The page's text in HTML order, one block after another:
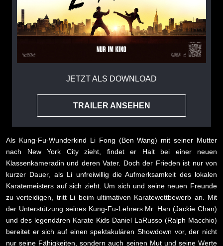
JETZT ALS DOWNLOAD
TRAILER ANSEHEN
Als Kung-Fu-Wunderkind Li Fong (Ben Wang) mit seiner Mutter
nach New York City zieht, findet er Halt bei einer neuen
Klassenkameradin und deren Vater. Doch der Frieden ist nur von
kurzer Dauer, als Li unfreiwillig die Aufmerksamkeit des lokalen
Karatemeisters auf sich zieht. Um sich und seine neuen Freunde
zu verteidigen, tritt Li beim ultimativen Karatewettbewerb an. Mit
der Unterstützung seines Kung-Fu-Lehrers Mr. Han (Jackie Chan)
und des legendären Karate Kids Daniel LaRusso (Ralph Macchio)
bereitet er sich auf einen spektakulären Showdown vor, der nicht
nur seine Fähigkeiten, sondern auch seinen Mut und seine Werte